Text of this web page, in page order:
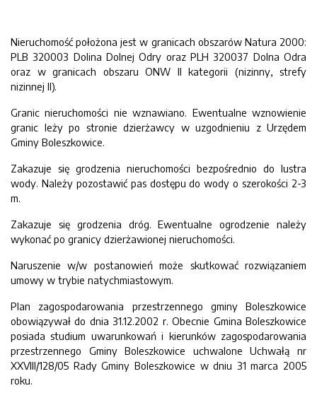
Nieruchomość położona jest w granicach obszarów Natura 2000:
PLB 320003 Dolina Dolnej Odry oraz PLH 320037 Dolna Odra
oraz w granicach obszaru ONW II kategorii (nizinny, strefy
nizinnej II).
Granic nieruchomości nie wznawiano. Ewentualne wznowienie
granic leży po stronie dzierżawcy w uzgodnieniu z Urzędem
Gminy Boleszkowice.
Zakazuje się grodzenia nieruchomości bezpośrednio do lustra
wody. Należy pozostawić pas dostępu do wody o szerokości 2-3
m.
Zakazuje się grodzenia dróg. Ewentualne ogrodzenie należy
wykonać po granicy dzierżawionej nieruchomości.
Naruszenie w/w postanowień może skutkować rozwiązaniem
umowy w trybie natychmiastowym.
Plan zagospodarowania przestrzennego gminy Boleszkowice
obowiązywał do dnia 31.12.2002 r. Obecnie Gmina Boleszkowice
posiada studium uwarunkowań i kierunków zagospodarowania
przestrzennego Gminy Boleszkowice uchwalone Uchwałą nr
XXVIII/128/05 Rady Gminy Boleszkowice w dniu 31 marca 2005
roku.